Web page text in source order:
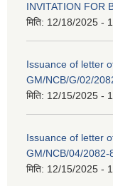
INVITATION FOR
मिति: 12/18/2025 -
Issuance of letter
GM/NCB/G/02/
मिति: 12/15/2025 -
Issuance of letter
GM/NCB/04/2082-
मिति: 12/15/2025 -